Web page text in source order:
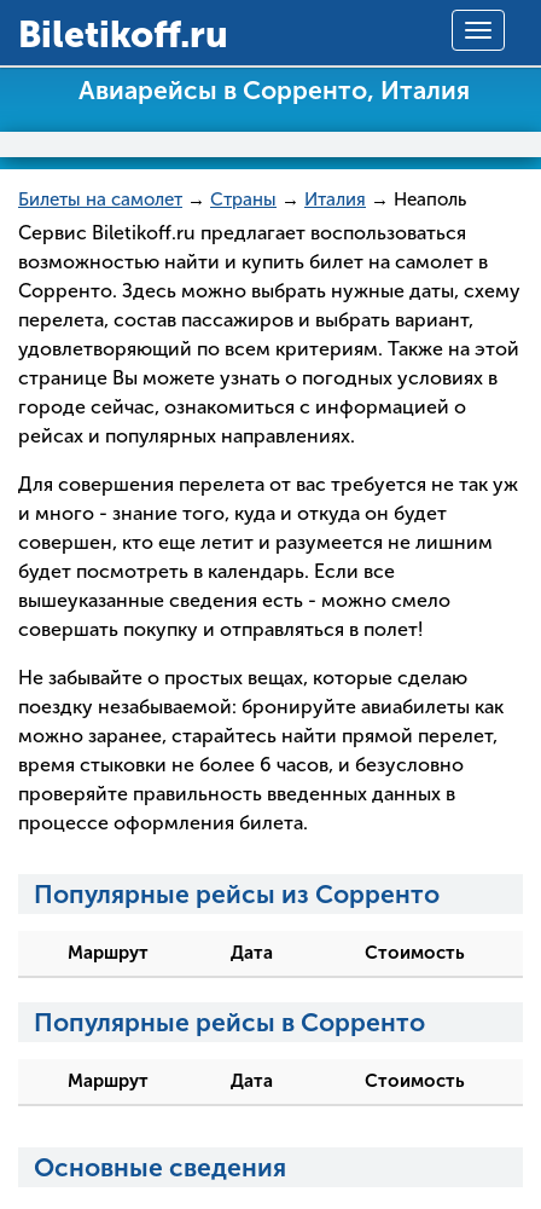
Toggle
Вiletikoff.ru
Авиарейсы в Сорренто, Италия
Билеты на самолет → Страны → Италия → Неаполь
Сервис Biletikoff.ru предлагает воспользоваться
возможностью найти и купить билет на самолет в
Сорренто. Здесь можно выбрать нужные даты, схему
перелета, состав пассажиров и выбрать вариант,
удовлетворяющий по всем критериям. Также на этой
странице Вы можете узнать о погодных условиях в
городе сейчас, ознакомиться с информацией о
рейсах и популярных направлениях.
Для совершения перелета от вас требуется не так уж
и много - знание того, куда и откуда он будет
совершен, кто еще летит и разумеется не лишним
будет посмотреть в календарь. Если все
вышеуказанные сведения есть - можно смело
совершать покупку и отправляться в полет!
Не забывайте о простых вещах, которые сделаю
поездку незабываемой: бронируйте авиабилеты как
можно заранее, старайтесь найти прямой перелет,
время стыковки не более 6 часов, и безусловно
проверяйте правильность введенных данных в
процессе оформления билета.
Популярные рейсы из Сорренто
Маршрут Дата Стоимость
Популярные рейсы в Сорренто
Маршрут Дата Стоимость
Основные сведения